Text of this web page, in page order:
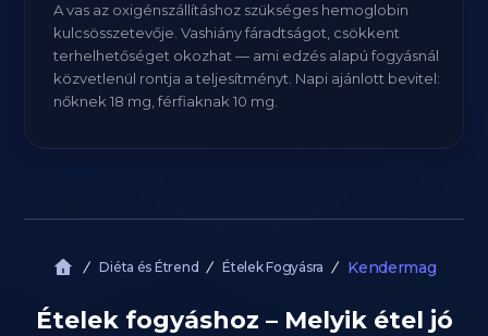
A vas az oxigénszállításhoz szükséges hemoglobin
kulcsösszetevője. Vashiány fáradtságot, csökkent
terhelhetőséget okozhat — ami edzés alapú fogyásnál
közvetlenül rontja a teljesítményt. Napi ajánlott bevitel:
nőknek 18 mg, férfiaknak 10 mg.
Diéta és Étrend Ételek Fogyásra Kendermag
Ételek fogyáshoz – Melyik étel jó